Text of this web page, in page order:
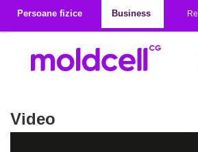
Persoane fizice
Business
Video